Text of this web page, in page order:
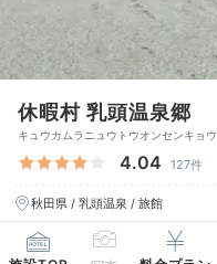
休暇村 乳頭温泉郷
キュウカムラニュウトウオンセンキョウ
4.04 127件
秋田県 / 乳頭温泉 / 旅館